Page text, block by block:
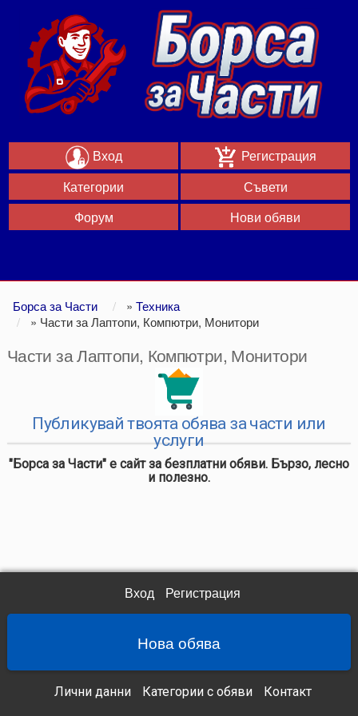
Вход
Регистрация
Категории
Съвети
Форум
Нови обяви
Борса за Части » Техника
» Части за Лаптопи, Компютри, Монитори
Части за Лаптопи, Компютри, Монитори
Публикувай твоята обява за части или
услуги
"Борса за Части" е сайт за безплатни обяви. Бързо, лесно
и полезно.
Вход Регистрация
Нова обява
Лични данни Категории с обяви Контакт